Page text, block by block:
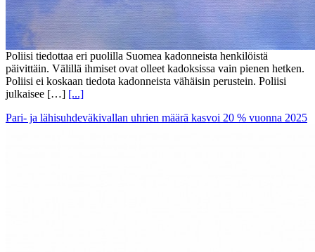
Poliisi tiedottaa eri puolilla Suomea kadonneista henkilöistä
päivittäin. Välillä ihmiset ovat olleet kadoksissa vain pienen hetken.
Poliisi ei koskaan tiedota kadonneista vähäisin perustein. Poliisi
julkaisee […] [...]
Pari- ja lähisuhdeväkivallan uhrien määrä kasvoi 20 % vuonna 2025